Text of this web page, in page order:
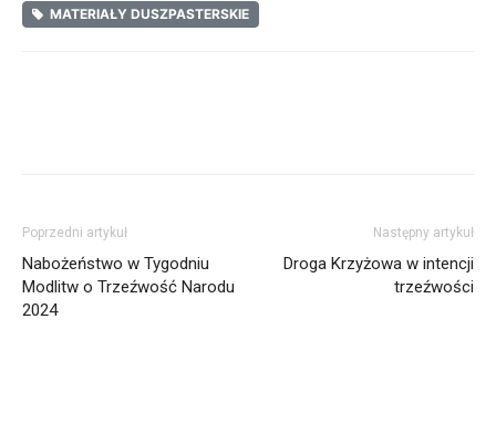
MATERIAŁY DUSZPASTERSKIE
Poprzedni artykuł
Nabożeństwo w Tygodniu
Modlitw o Trzeźwość Narodu
2024
Następny artykuł
Droga Krzyżowa w intencji
trzeźwości